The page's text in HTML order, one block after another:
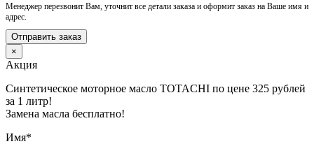
Менеджер перезвонит Вам, уточнит все детали заказа и оформит заказ на Ваше имя и
адрес.
Отправить заказ
×
Акция
Синтетическое моторное масло TOTACHI по цене 325 рублей
за 1 литр!
Замена масла бесплатно!
Имя*